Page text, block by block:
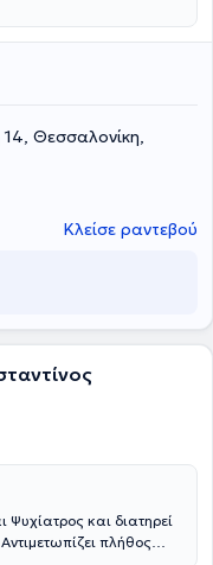
του Ειδικούτων ασθενών
διεκπεραίωση φακέλων
Θεσσαλονίκη,
Κλείσε ραντεβού
Ψυχίατρος και διατηρεί
πλήθος